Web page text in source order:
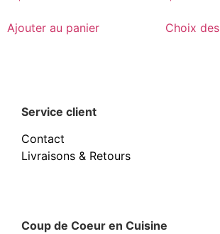
Ajouter au panier Choix
Service client
Contact
Livraisons & Retours
Coup de Coeur en Cuisine